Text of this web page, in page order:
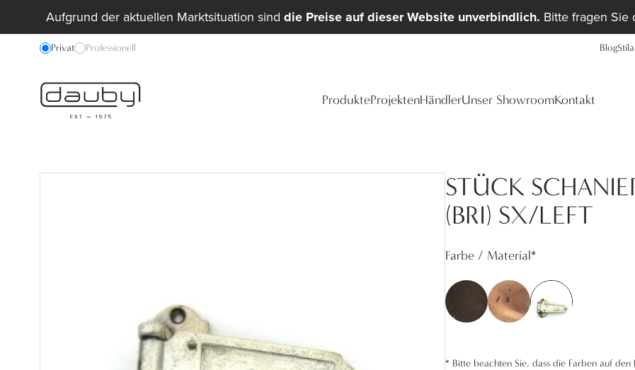
Aufgrund der aktuellen Marktsituation sind die Preise auf dieser Website unverbindlich. Bitte fragen Sie
Privat Professionell Blog
ProdukteProjektenHändlerUnser ShowroomKontakt
STÜCK
(BRI) SX/LEFT
Farbe / Material *
* Bitte beachten Sie, dass die Farben auf